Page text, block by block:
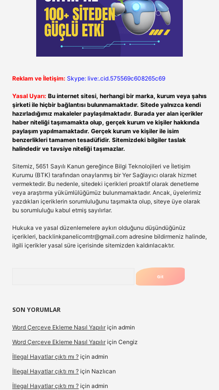
Reklam ve İletişim: Skype: live:.cid.575569c608265c69
Yasal Uyarı: Bu internet sitesi, herhangi bir marka, kurum veya şahıs
şirketi ile hiçbir bağlantısı bulunmamaktadır. Sitede yalnızca kendi
hazırladığımız makaleler paylaşılmaktadır. Burada yer alan içerikler
haber niteliği taşımamakta olup, gerçek kurum ve kişiler hakkında
paylaşım yapılmamaktadır. Gerçek kurum ve kişiler ile isim
benzerlikleri tamamen tesadüfidir. Sitemizdeki bilgiler taslak
halindedir ve tavsiye niteliği taşımazlar.
Sitemiz, 5651 Sayılı Kanun gereğince Bilgi Teknolojileri ve İletişim
Kurumu (BTK) tarafından onaylanmış bir Yer Sağlayıcı olarak hizmet
vermektedir. Bu nedenle, sitedeki içerikleri proaktif olarak denetleme
veya araştırma yükümlülüğümüz bulunmamaktadır. Ancak, üyelerimiz
yazdıkları içeriklerin sorumluluğunu taşımakta olup, siteye üye olarak
bu sorumluluğu kabul etmiş sayılırlar.
Hukuka ve yasal düzenlemelere aykırı olduğunu düşündüğünüz
içerikleri, backlinkpanelicomtr@gmail.com adresine bildirmeniz halinde,
ilgili içerikler yasal süre içerisinde sitemizden kaldırılacaktır.
SON YORUMLAR
Word Çerçeve Ekleme Nasıl Yapılır için admin
Word Çerçeve Ekleme Nasıl Yapılır için Cengiz
İllegal Hayatlar çıktı mı ? için admin
İllegal Hayatlar çıktı mı ? için Nazlıcan
İllegal Hayatlar çıktı mı ? için admin